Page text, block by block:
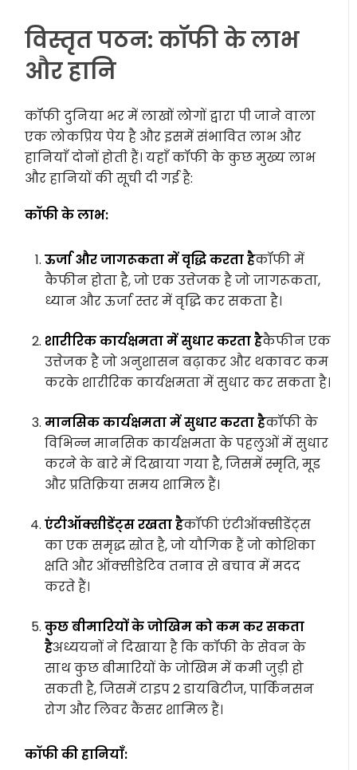
विस्तृत पठन: कॉफी के लाभ
और हानि
कॉफी दुनिया भर में लाखों लोगों द्वारा पी जाने वाला
एक लोकप्रिय पेय है और इसमें संभावित लाभ और
हानियाँ दोनों होती हैं। यहाँ कॉफी के कुछ मुख्य लाभ
और हानियों की सूची दी गई है:
कॉफी के लाभ:
ऊर्जा और जागरूकता में वृद्धि करता हैकॉफी में
कैफीन होता है, जो एक उत्तेजक है जो जागरूकता,
ध्यान और ऊर्जा स्तर में वृद्धि कर सकता है।
शारीरिक कार्यक्षमता में सुधार करता हैकैफीन एक
उत्तेजक है जो अनुशासन बढ़ाकर और थकावट कम
करके शारीरिक कार्यक्षमता में सुधार कर सकता है।
मानसिक कार्यक्षमता में सुधार करता हैकॉफी के
विभिन्न मानसिक कार्यक्षमता के पहलुओं में सुधार
करने के बारे में दिखाया गया है, जिसमें स्मृति, मूड
और प्रतिक्रिया समय शामिल हैं।
एंटीऑक्सीडेंट्स रखता हैकॉफी एंटीऑक्सीडेंट्स
का एक समृद्ध स्रोत है, जो यौगिक हैं जो कोशिका
क्षति और ऑक्सीडेटिव तनाव से बचाव में मदद
करते हैं।
कुछ बीमारियों के जोखिम को कम कर सकता
हैअध्ययनों ने दिखाया है कि कॉफी के सेवन के
साथ कुछ बीमारियों के जोखिम में कमी जुड़ी हो
सकती है, जिसमें टाइप 2 डायबिटीज, पार्किनसन
रोग और लिवर कैंसर शामिल हैं।
कॉफी की हानियाँ: